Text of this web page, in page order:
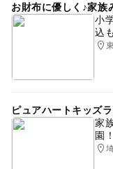
お財布に優しく♪家族
小
込
ピュアハートキッズ
家
園！